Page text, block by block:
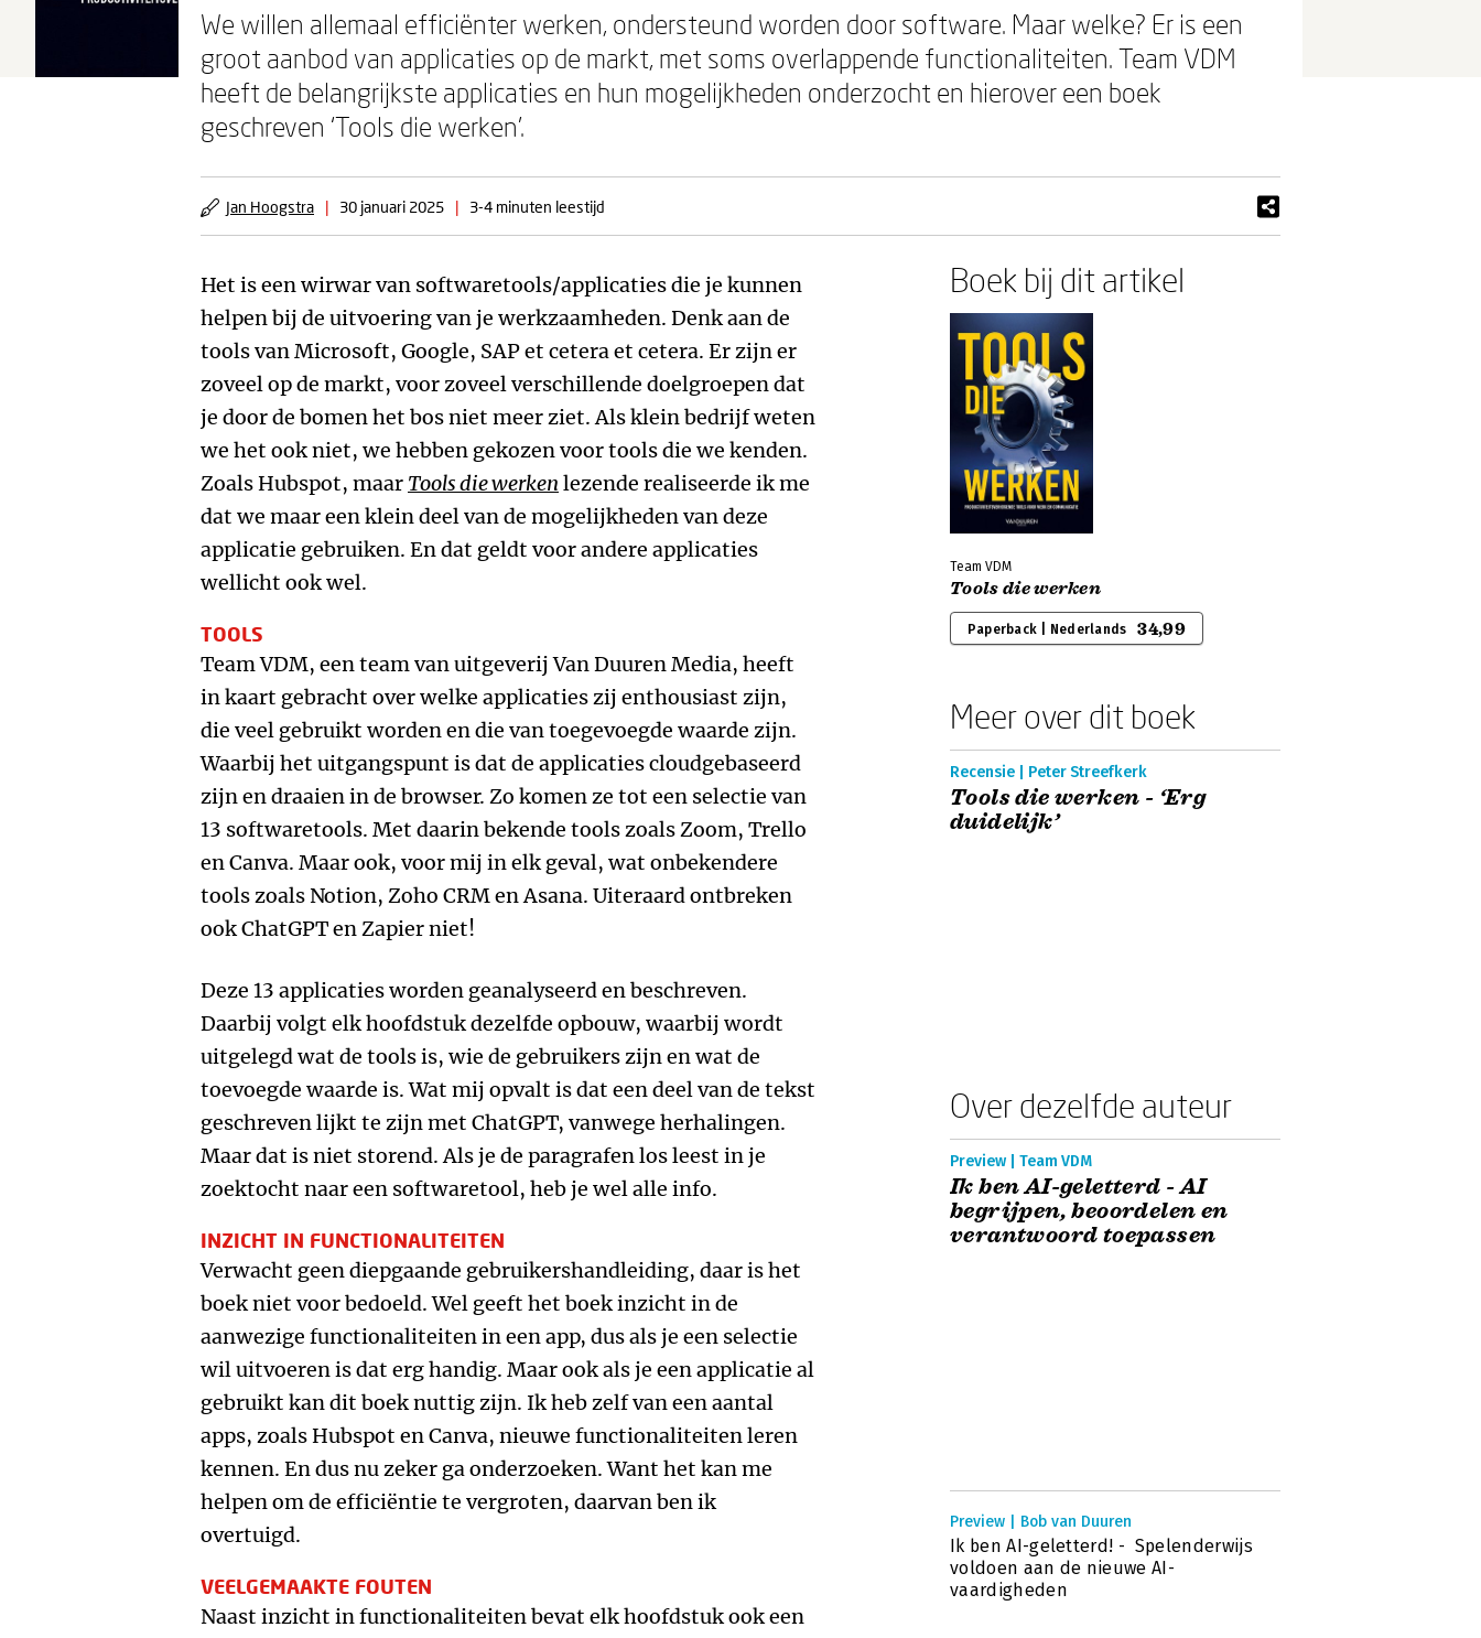
We willen allemaal efficiënter werken, ondersteund worden door software. Maar welke? Er is een
groot aanbod van applicaties op de markt, met soms overlappende functionaliteiten. Team VDM
heeft de belangrijkste applicaties en hun mogelijkheden onderzocht en hierover een boek
geschreven ‘Tools die werken’.
Jan Hoogstra | 30 januari 2025 | 3-4 minuten leestijd
Het is een wirwar van softwaretools/applicaties die je kunnen
helpen bij de uitvoering van je werkzaamheden. Denk aan de
tools van Microsoft, Google, SAP et cetera et cetera. Er zijn er
zoveel op de markt, voor zoveel verschillende doelgroepen dat
je door de bomen het bos niet meer ziet. Als klein bedrijf weten
we het ook niet, we hebben gekozen voor tools die we kenden.
Zoals Hubspot, maar Tools die werken lezende realiseerde ik me
dat we maar een klein deel van de mogelijkheden van deze
applicatie gebruiken. En dat geldt voor andere applicaties
wellicht ook wel.
TOOLS
Team VDM, een team van uitgeverij Van Duuren Media, heeft
in kaart gebracht over welke applicaties zij enthousiast zijn,
die veel gebruikt worden en die van toegevoegde waarde zijn.
Waarbij het uitgangspunt is dat de applicaties cloudgebaseerd
zijn en draaien in de browser. Zo komen ze tot een selectie van
13 softwaretools. Met daarin bekende tools zoals Zoom, Trello
en Canva. Maar ook, voor mij in elk geval, wat onbekendere
tools zoals Notion, Zoho CRM en Asana. Uiteraard ontbreken
ook ChatGPT en Zapier niet!
Deze 13 applicaties worden geanalyseerd en beschreven.
Daarbij volgt elk hoofdstuk dezelfde opbouw, waarbij wordt
uitgelegd wat de tools is, wie de gebruikers zijn en wat de
toevoegde waarde is. Wat mij opvalt is dat een deel van de tekst
geschreven lijkt te zijn met ChatGPT, vanwege herhalingen.
Maar dat is niet storend. Als je de paragrafen los leest in je
zoektocht naar een softwaretool, heb je wel alle info.
INZICHT IN FUNCTIONALITEITEN
Verwacht geen diepgaande gebruikershandleiding, daar is het
boek niet voor bedoeld. Wel geeft het boek inzicht in de
aanwezige functionaliteiten in een app, dus als je een selectie
wil uitvoeren is dat erg handig. Maar ook als je een applicatie al
gebruikt kan dit boek nuttig zijn. Ik heb zelf van een aantal
apps, zoals Hubspot en Canva, nieuwe functionaliteiten leren
kennen. En dus nu zeker ga onderzoeken. Want het kan me
helpen om de efficiëntie te vergroten, daarvan ben ik
overtuigd.
VEELGEMAAKTE FOUTEN
Naast inzicht in functionaliteiten bevat elk hoofdstuk ook een
Boek bij dit artikel
Team VDM
Tools die werken
Paperback | Nederlands 34,99
Meer over dit boek
Recensie | Peter Streefkerk
Tools die werken - ‘Erg
duidelijk’
Over dezelfde auteur
Preview | Team VDM
Ik ben AI-geletterd - AI
begrijpen, beoordelen en
verantwoord toepassen
Preview | Bob van Duuren
Ik ben AI-geletterd! - Spelenderwijs
voldoen aan de nieuwe AI-
vaardigheden